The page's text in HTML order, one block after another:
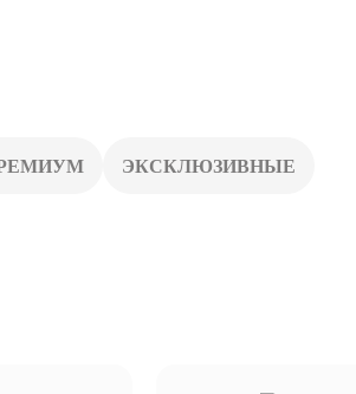
ЭКСКЛЮЗИВНЫЕ